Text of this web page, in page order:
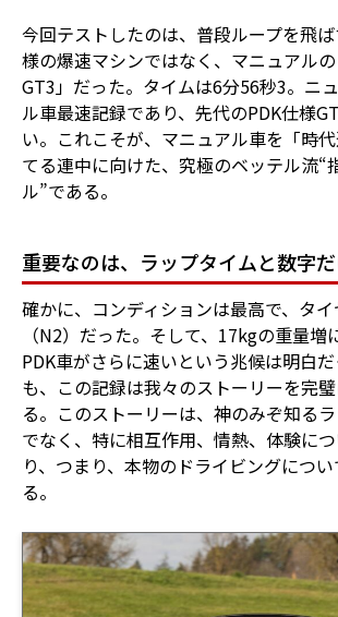
今回テストしたのは、普段ループを飛
様の爆速マシンではなく、マニュアル
GT3」だった。タイムは6分56秒3。ニ
ル車最速記録であり、先代のPDK仕様
い。これこそが、マニュアル車を「時
てる連中に向けた、究極のベッテル流“
ル”である。
重要なのは、ラップタイムと数字
確かに、コンディションは最高で、タ
（N2）だった。そして、17kgの重量増
PDK車がさらに速いという兆候は明白
も、この記録は我々のストーリーを完
る。このストーリーは、神のみぞ知る
でなく、特に相互作用、情熱、体験に
り、つまり、本物のドライビングにつ
る。